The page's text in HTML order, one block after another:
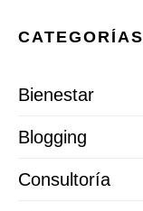
CATEGORÍAS
Bienestar
Blogging
Consultoría